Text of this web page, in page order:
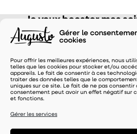
Gérer le
cookies
Pour offrir les meilleures expériences, nous
telles que les cookies pour stocker et/ou
appareils. Le fait de consentir à ces
traiter des données telles que le
uniques sur ce site. Le fait de ne pas consentir
consentement peut avoir un effet négatif sur
et fonctions.
Gérer les services
Je veux booster mes